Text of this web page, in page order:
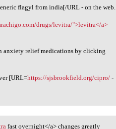
flagyl from india[/URL - on the web.
drugs/levitra/">levitra</a>
anxiety relief medications by clicking
[URL=https://sjsbrookfield.org/cipro/ -
fast overnight</a> changes greatly